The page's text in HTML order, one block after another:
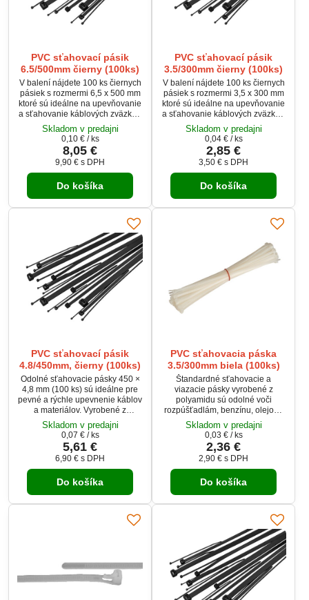
PVC sťahovací pásik
6.5/500mm čierny (100ks)
V balení nájdete 100 ks čiernych
pásiek s rozmermi 6,5 x 500 mm
ktoré sú ideálne na upevňovanie
a sťahovanie káblových zväzkov,
hadíc či rúrok bez ostrých hrán.
Môžu byť používané v rôznom
teplotnom rozsahu vo vnútri aj
vonku.
Skladom v predajni
8,05 €
9,90 € s DPH
0,10 € / ks
Do košíka
PVC sťahovací pásik
3.5/300mm čierny (100ks)
V balení nájdete 100 ks čiernych
pásiek s rozmermi 3,5 x 300 mm
ktoré sú ideálne na upevňovanie
a sťahovanie káblových zväzkov,
hadíc či rúrok bez ostrých hrán.
Môžu byť používané v rôznom
teplotnom rozsahu vo vnútri aj
vonku
Skladom v predajni
2,85 €
3,50 € s DPH
0,04 € / ks
Do košíka
PVC sťahovací pásik
4.8/450mm, čierny (100ks)
Odolné sťahovacie pásky 450 ×
4,8 mm (100 ks) sú ideálne pre
pevné a rýchle upevnenie káblov
a materiálov. Vyrobené z
kvalitného polyamidu, ktorý
odoláva olejom, benzínu aj
vlhkosti. Vďaka čiernemu
prevedeniu sú vhodné aj pre
vonkajšie použitie. Spoľahlivé
riešenie pre elektroinštalácie,
dielňu aj domácnosť.
Skladom v predajni
5,61 €
6,90 € s DPH
0,07 € / ks
Do košíka
PVC sťahovacia páska
3.5/300mm biela (100ks)
Štandardné sťahovacie a
viazacie pásky vyrobené z
polyamidu sú odolné voči
rozpúšťadlám, benzínu, olejom,
slanej vode, plesniam a voči
riedeným organickým kyselinám.
Skladom v predajni
2,36 €
2,90 € s DPH
0,03 € / ks
Do košíka